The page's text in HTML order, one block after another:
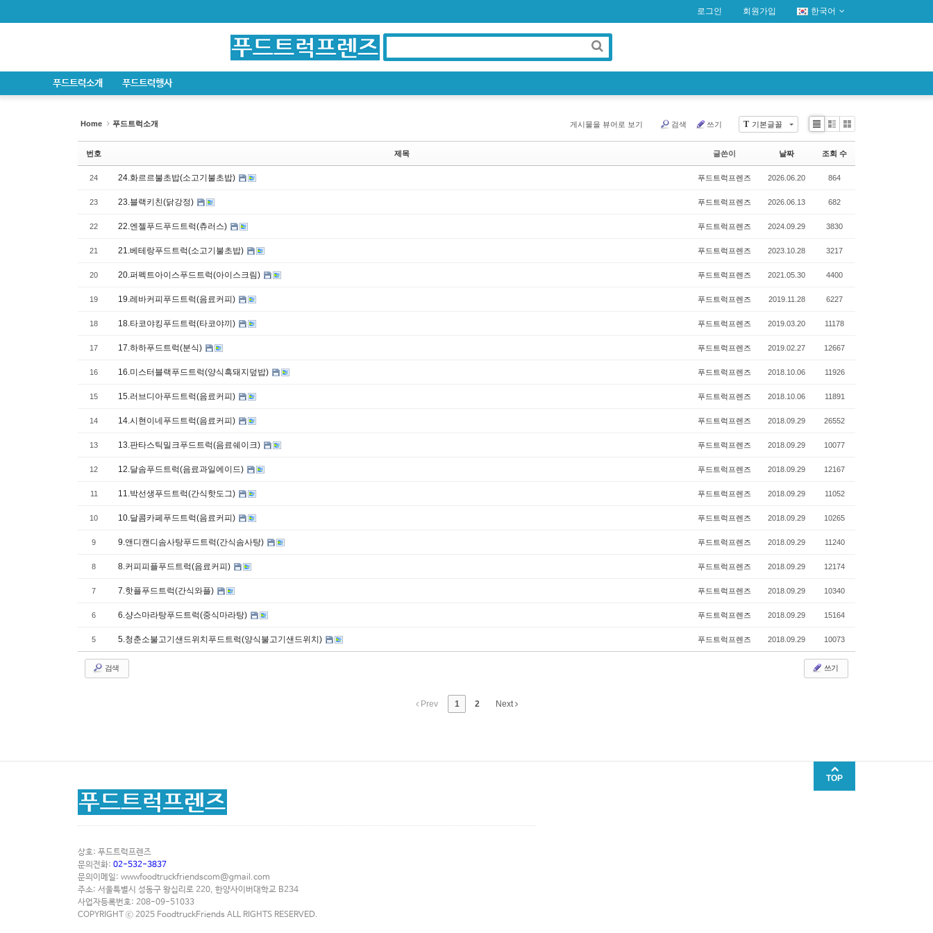
로그인 회원가입 한국어
푸드트럭소개 푸드트럭행사
Home 푸드트럭소개 T 기본글꼴
게시물을 뷰어로 보기 검색 쓰기
Li
Zi
e
G
le
번호 제목 글쓴이 날짜 조회 수
24 24.화르르불초밥(소고기불초밥) 푸드트럭프렌즈 2026.06.20 864
23 23.블랙키친(닭강정) 푸드트럭프렌즈 2026.06.13 682
22 22.엔젤푸드푸드트럭(츄러스) 푸드트럭프렌즈 2024.09.29 3830
21 21.베테랑푸드트럭(소고기불초밥) 푸드트럭프렌즈 2023.10.28 3217
20 20.퍼펙트아이스푸드트럭(아이스크림) 푸드트럭프렌즈 2021.05.30 4400
19 19.레바커피푸드트럭(음료커피) 푸드트럭프렌즈 2019.11.28 6227
18 18.타코야킹푸드트럭(타코야끼) 푸드트럭프렌즈 2019.03.20 11178
17 17.하하푸드트럭(분식) 푸드트럭프렌즈 2019.02.27 12667
16 16.미스터블랙푸드트럭(양식흑돼지덮밥) 푸드트럭프렌즈 2018.10.06 11926
15 15.러브디아푸드트럭(음료커피) 푸드트럭프렌즈 2018.10.06 11891
14 14.시현이네푸드트럭(음료커피) 푸드트럭프렌즈 2018.09.29 26552
13 13.판타스틱밀크푸드트럭(음료쉐이크) 푸드트럭프렌즈 2018.09.29 10077
12 12.달솜푸드트럭(음료과일에이드) 푸드트럭프렌즈 2018.09.29 12167
11 11.박선생푸드트럭(간식핫도그) 푸드트럭프렌즈 2018.09.29 11052
10 10.달콤카페푸드트럭(음료커피) 푸드트럭프렌즈 2018.09.29 10265
9 9.앤디캔디솜사탕푸드트럭(간식솜사탕) 푸드트럭프렌즈 2018.09.29 11240
8 8.커피피플푸드트럭(음료커피) 푸드트럭프렌즈 2018.09.29 12174
7 7.핫플푸드트럭(간식와플) 푸드트럭프렌즈 2018.09.29 10340
6 6.샹스마라탕푸드트럭(중식마라탕) 푸드트럭프렌즈 2018.09.29 15164
5 5.청춘소불고기샌드위치푸드트럭(양식불고기샌드위치) 푸드트럭프렌즈 2018.09.29 10073
검색 쓰기
Prev 1 2 Next
상호: 푸드트럭프렌즈
문의전화: 02-532-3837
문의이메일: wwwfoodtruckfriendscom@gmail.com
주소: 서울특별시 성동구 왕십리로 220, 한양사이버대학교 B234
사업자등록번호: 208-09-51033
COPYRIGHT ⓒ 2025 FoodtruckFriends ALL RIGHTS RESERVED.
TOP